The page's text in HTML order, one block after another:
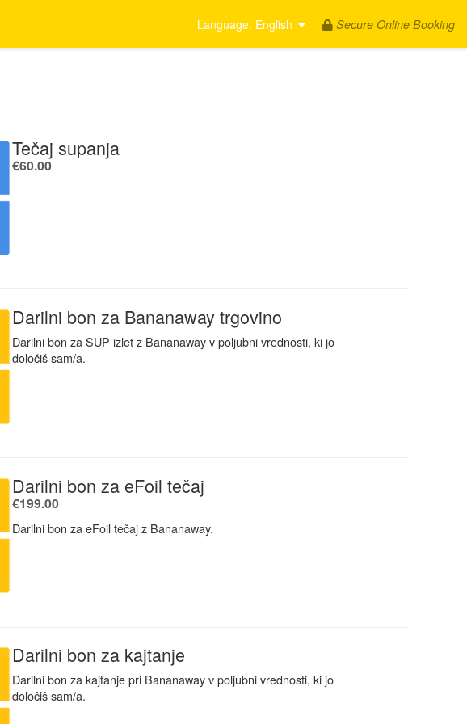
Secure Online Booking
Language: English
Tečaj supanja
€60.00.
Darilni bon za Bananaway trgovino
Darilni bon za SUP izlet z Bananaway v poljubni vrednosti, ki jo
določiš sam/a.
Darilni bon za eFoil tečaj
€199.00.
Darilni bon za eFoil tečaj z Bananaway.
Darilni bon za kajtanje
Darilni bon za kajtanje pri Bananaway v poljubni vrednosti, ki jo
določiš sam/a.